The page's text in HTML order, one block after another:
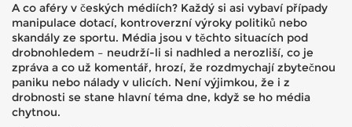
A co aféry v českých médiích? Každý si asi vybaví případy
manipulace dotací, kontroverzní výroky politiků nebo
skandály ze sportu. Média jsou v těchto situacích pod
drobnohledem – neudrží-li si nadhled a nerozliší, co je
zpráva a co už komentář, hrozí, že rozdmychají zbytečnou
paniku nebo nálady v ulicích. Není výjimkou, že i z
drobnosti se stane hlavní téma dne, když se ho média
chytnou.